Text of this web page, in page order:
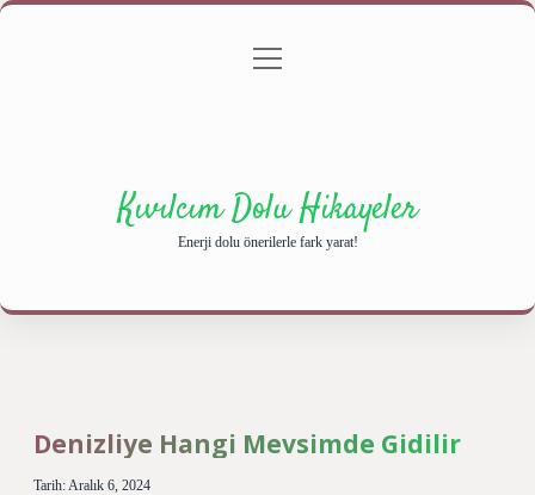
Gizlilik Politikası
menüyü
Kıvılcım Dolu Hikayeler
Enerji dolu önerilerle fark yarat!
Denizliye Hangi Mevsimde Gidilir
Tarih: Aralık 6, 2024